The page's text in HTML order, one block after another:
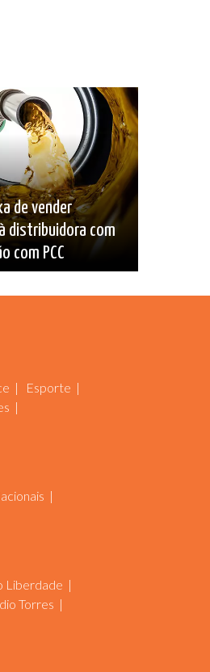
de vender
distribuidora com
com PCC
Esporte
Liberdade
Torres